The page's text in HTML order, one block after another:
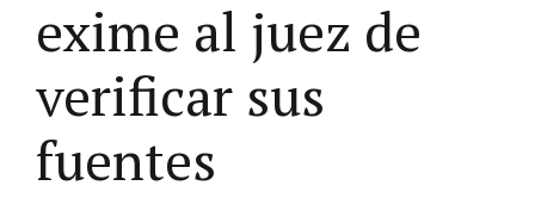
exime al juez de
verificar sus
fuentes